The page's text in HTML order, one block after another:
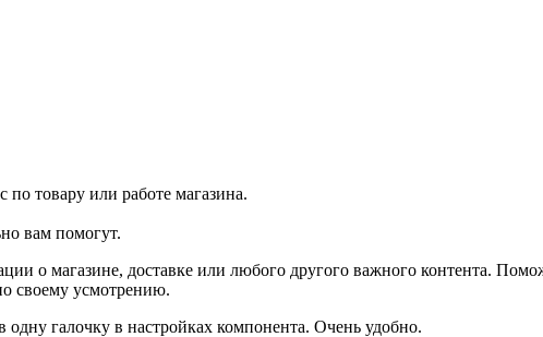
товару или работе магазина.
вам помогут.
о магазине, доставке или любого другого важного контента.
своему усмотрению.
галочку в настройках компонента. Очень удобно.